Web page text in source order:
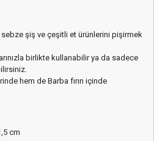
şiş ve çeşitli et ürünlerini pişirmek
birlikte kullanabilir ya da sadece
hem de Barba fırın içinde
cm